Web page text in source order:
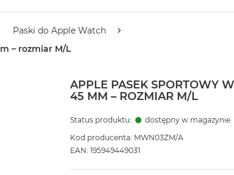
Paski do Apple Watch
– rozmiar M/L
APPLE PASEK SPORTOWY
45 MM – ROZMIAR M/L
Status produktu:
dostępny w magazynie
Kod producenta: MWN03ZM/A
EAN: 195949449031